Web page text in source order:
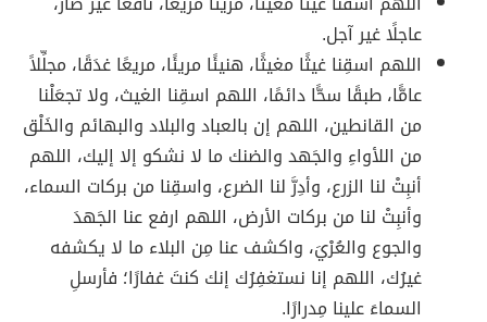
عاجلًا غير آجل.
اللهم اسقِنا غيثًا مغيثًا، هنيئًا مريئًا، مريعًا غدَقًا، مجلِّلاً
عامًّا، طبقًا سحًّا دائمًا، اللهم اسقِنا الغيث، ولا تجعَلْنا
من القانطين، اللهم إن بالعباد والبلاد والبهائم والخَلْق
من اللأواءِ والجَهد والضنك ما لا نشكو إلا إليك، اللهم
أنبِتْ لنا الزرع، وأدِرَّ لنا الضرع، واسقِنا من بركات السماء،
وأنبِتْ لنا من بركات الأرض، اللهم ارفع عنا الجَهدَ
والجوع والعُرْيَ، واكشف عنا مِن البلاء ما لا يكشفه
غيرُك، اللهم إنا نستغفِرُك إنك كنتَ غفارًا؛ فأرسلِ
السماءَ علينا مِدرارًا.